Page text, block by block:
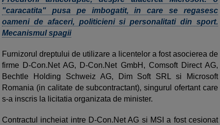
"caracatita" pusa pe imbogatit, in care se regasesc
oameni de afaceri, politicieni si personalitati din sport.
Mecanismul spagii
Furnizorul dreptului de utilizare a licentelor a fost asocierea de
firme D-Con.Net AG, D-Con.Net GmbH, Comsoft Direct AG,
Bechtle Holding Schweiz AG, Dim Soft SRL si Microsoft
Romania (in calitate de subcontractant), singurul ofertant care
s-a inscris la licitatia organizata de minister.
Contractul incheiat intre D-Con.Net AG si MSI a fost cesionat